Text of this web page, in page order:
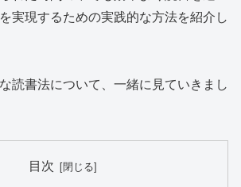
実現するための実践的な方法を紹介し
読書法について、一緒に見ていきまし
目次